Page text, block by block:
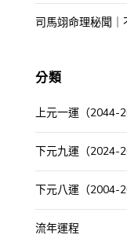
司馬翊命理秘聞
分類
上元一運（2044-
下元九運（2024-
下元八運（2004-
流年運程